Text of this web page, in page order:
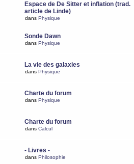
Espace de De Sitter et inflation (trad.
article de Linde)
dans Physique
Sonde Dawn
dans Physique
La vie des galaxies
dans Physique
Charte du forum
dans Physique
Charte du forum
dans Calcul
- Livres -
dans Philosophie